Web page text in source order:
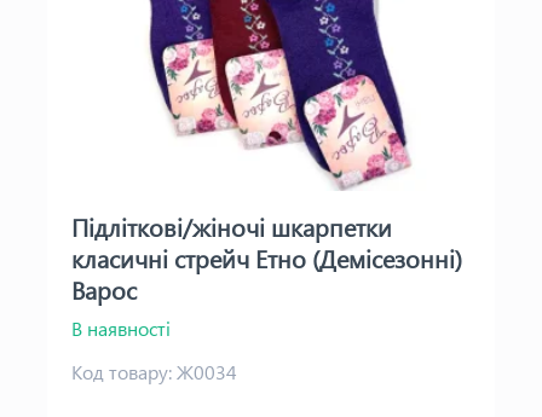
Підліткові/жіночі шкарпетки
класичні стрейч Етно (Демісезонні)
Варос
В наявності
Код товару:Ж0034